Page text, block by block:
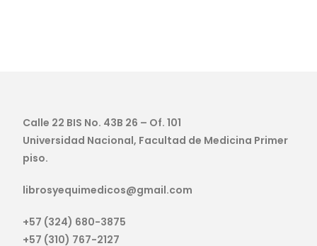
Calle 22 BIS No. 43B 26 – Of. 101
Universidad Nacional, Facultad de Medicina Primer
piso.
librosyequimedicos@gmail.com
+57 (324) 680-3875
+57 (310) 767-2127